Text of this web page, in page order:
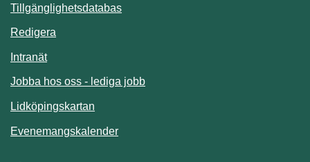
TillgänglighetsdatabasLänk till annan webbplats.
Redigera
IntranätLänk till annan webbplats.
Jobba hos oss - lediga jobb
Lidköpingskartan
EvenemangskalenderLänk till annan webbplats.